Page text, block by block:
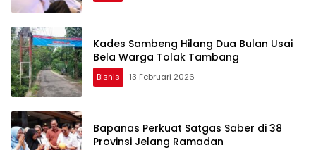
Kades Sambeng Hilang Dua Bulan Usai
Bela Warga Tolak Tambang
Bisnis 13 Februari 2026
Bapanas Perkuat Satgas Saber di 38
Provinsi Jelang Ramadan